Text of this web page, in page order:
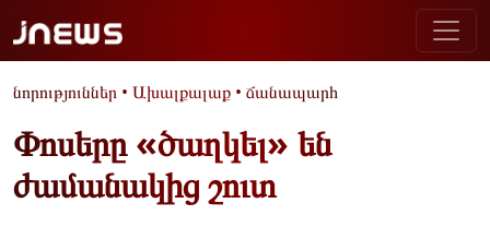
նորություններ • Ախալքալաք • ճանապարհ
Փոսերը «ծաղկել» են
ժամանակից շուտ